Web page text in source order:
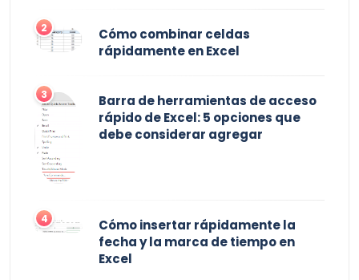
2
Cómo combinar celdas
rápidamente en Excel
3
Barra de herramientas de acceso
rápido de Excel: 5 opciones que
debe considerar agregar
4
Cómo insertar rápidamente la
fecha y la marca de tiempo en
Excel